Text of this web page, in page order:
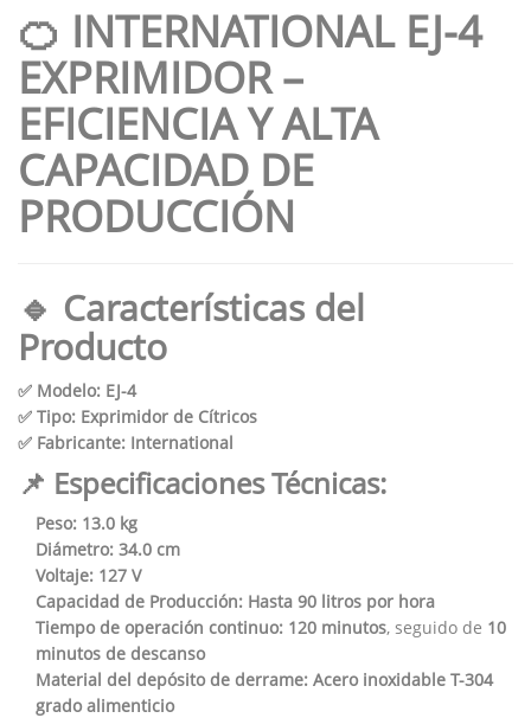
🍊 INTERNATIONAL EJ-4
EXPRIMIDOR –
EFICIENCIA Y ALTA
CAPACIDAD DE
PRODUCCIÓN
🔹 Características del
Producto
✅ Modelo: EJ-4
✅ Tipo: Exprimidor de Cítricos
✅ Fabricante: International
📌 Especificaciones Técnicas:
Peso: 13.0 kg
Diámetro: 34.0 cm
Voltaje: 127 V
Capacidad de Producción: Hasta 90 litros por hora
Tiempo de operación continuo: 120 minutos, seguido de 10
minutos de descanso
Material del depósito de derrame: Acero inoxidable T-304
grado alimenticio